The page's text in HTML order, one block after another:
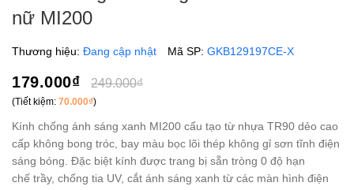
nữ MI200
Thương hiệu: Đang cập nhật Mã SP: GKB129197CE-X
179.000₫ 249.000₫
(Tiết kiệm: 70.000₫)
Kính chống ánh sáng xanh MI200 cấu tạo từ nhựa TR90 dẻo cao
cấp không bong tróc, bay màu bọc lõi thép không gỉ sơn tĩnh điện
sáng bóng. Đặc biệt kính được trang bị sẵn tròng 0 độ hạn
chế trầy, chống tia UV, cắt ánh sáng xanh từ các màn hình điện